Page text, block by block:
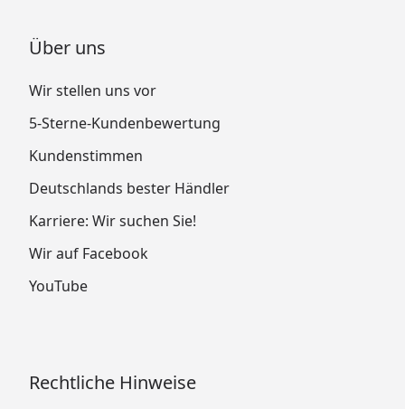
Über uns
Wir stellen uns vor
5-Sterne-Kundenbewertung
Kundenstimmen
Deutschlands bester Händler
Karriere: Wir suchen Sie!
Wir auf Facebook
YouTube
Rechtliche Hinweise